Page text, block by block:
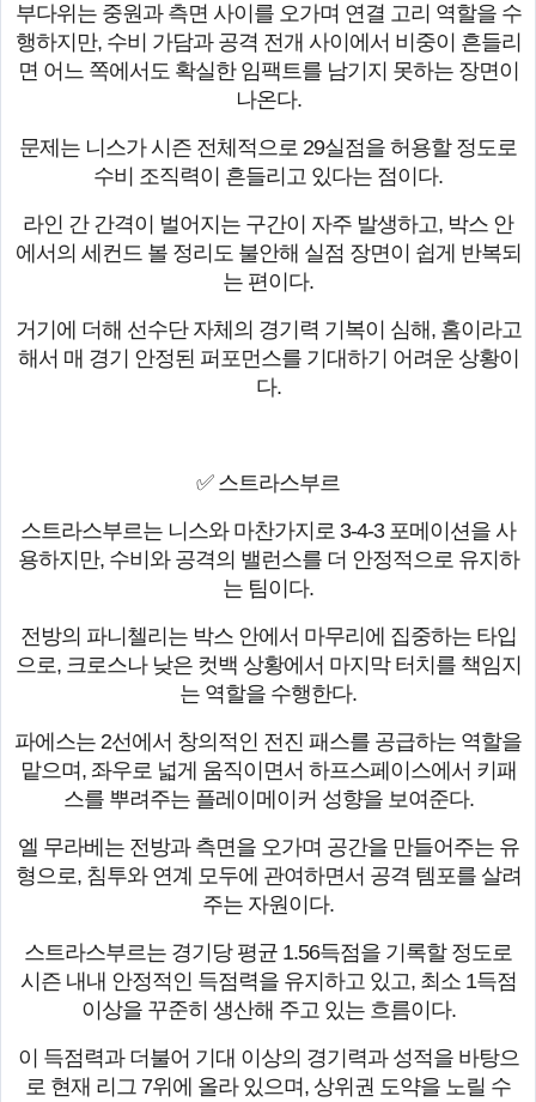
부다위는 중원과 측면 사이를 오가며 연결 고리 역할을 수
행하지만, 수비 가담과 공격 전개 사이에서 비중이 흔들리
면 어느 쪽에서도 확실한 임팩트를 남기지 못하는 장면이
나온다.
문제는 니스가 시즌 전체적으로 29실점을 허용할 정도로
수비 조직력이 흔들리고 있다는 점이다.
라인 간 간격이 벌어지는 구간이 자주 발생하고, 박스 안
에서의 세컨드 볼 정리도 불안해 실점 장면이 쉽게 반복되
는 편이다.
거기에 더해 선수단 자체의 경기력 기복이 심해, 홈이라고
해서 매 경기 안정된 퍼포먼스를 기대하기 어려운 상황이
다.
✅ 스트라스부르
스트라스부르는 니스와 마찬가지로 3-4-3 포메이션을 사
용하지만, 수비와 공격의 밸런스를 더 안정적으로 유지하
는 팀이다.
전방의 파니첼리는 박스 안에서 마무리에 집중하는 타입
으로, 크로스나 낮은 컷백 상황에서 마지막 터치를 책임지
는 역할을 수행한다.
파에스는 2선에서 창의적인 전진 패스를 공급하는 역할을
맡으며, 좌우로 넓게 움직이면서 하프스페이스에서 키패
스를 뿌려주는 플레이메이커 성향을 보여준다.
엘 무라베는 전방과 측면을 오가며 공간을 만들어주는 유
형으로, 침투와 연계 모두에 관여하면서 공격 템포를 살려
주는 자원이다.
스트라스부르는 경기당 평균 1.56득점을 기록할 정도로
시즌 내내 안정적인 득점력을 유지하고 있고, 최소 1득점
이상을 꾸준히 생산해 주고 있는 흐름이다.
이 득점력과 더불어 기대 이상의 경기력과 성적을 바탕으
로 현재 리그 7위에 올라 있으며, 상위권 도약을 노릴 수